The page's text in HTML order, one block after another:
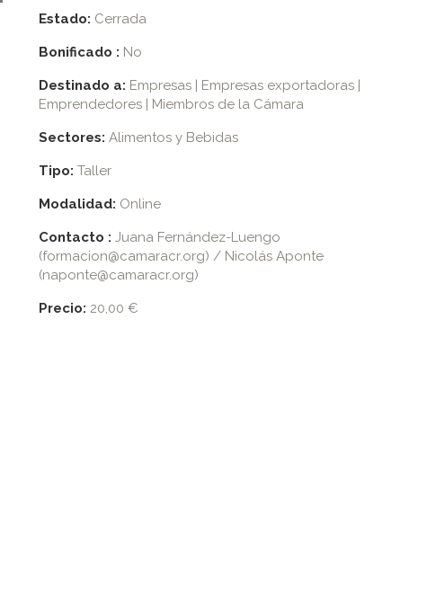
Estado: Cerrada
Bonificado : No
Destinado a: Empresas | Empresas exportadoras |
Emprendedores | Miembros de la Cámara
Sectores: Alimentos y Bebidas
Tipo: Taller
Modalidad: Online
Contacto : Juana Fernández-Luengo
(formacion@camaracr.org) / Nicolás Aponte
(naponte@camaracr.org)
Precio: 20,00 €